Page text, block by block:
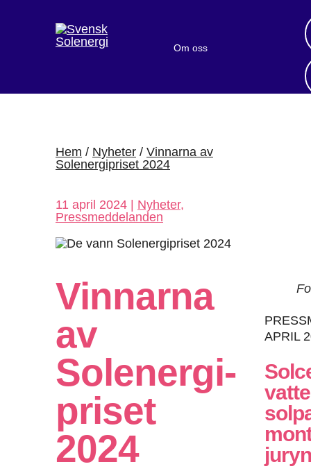
Om oss
Sök medlemsföretag
Hem / Nyheter / Vinnarna av
Solenergi­priset 2024
11 april 2024 | Nyheter,
Pressmeddelanden
Vinnarna
av
Solenergi­
priset
2024
APRIL